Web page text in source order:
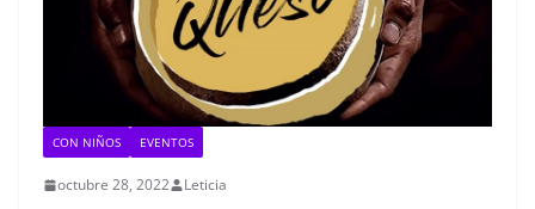
CON NIÑOS EVENTOS
octubre 28, 2022 Leticia